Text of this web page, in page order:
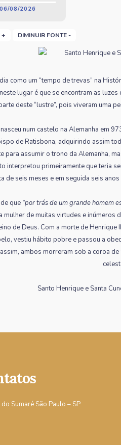
08/2026
+ DIMINUIR FONTE -
como um “tempo de trevas” na
lugar é que se encontram as
deste “lustre”, pois viveram uma
num castelo na Alemanha em
de Ratisbona, adquirindo assim
para assumir o trono da Alemanha,
interpretou primeiramente que teria
de seis meses e em seguida seis
que “por trás de um grande homem
mulher de muitas virtudes e
de Deus. Com a morte de
vestiu hábito pobre e passou a
ambos morreram sob a coroa
Santo Henrique e Santa
Sumaré São Paulo – SP